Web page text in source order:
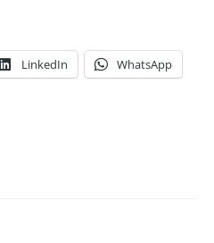
LinkedIn WhatsApp